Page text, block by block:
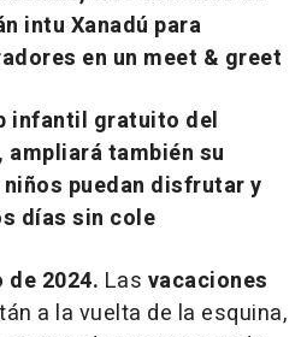
intu Xanadú para
en un meet & greet
infantil gratuito del
también su
puedan disfrutar y
días sin cole
2024. Las vacaciones
a la vuelta de la esquina,